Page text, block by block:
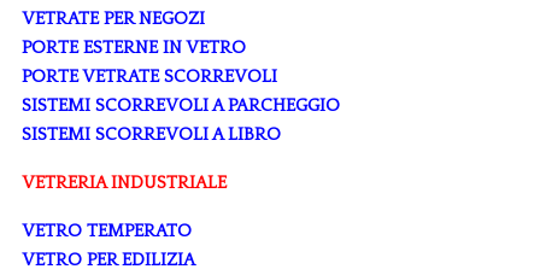
VETRATE PER NEGOZI
PORTE ESTERNE IN VETRO
PORTE VETRATE SCORREVOLI
SISTEMI SCORREVOLI A PARCHEGGIO
SISTEMI SCORREVOLI A LIBRO
VETRERIA INDUSTRIALE
VETRO TEMPERATO
VETRO PER EDILIZIA